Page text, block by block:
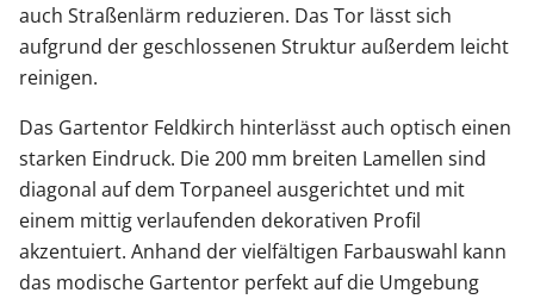
auch Straßenlärm reduzieren. Das Tor lässt sich
aufgrund der geschlossenen Struktur außerdem leicht
reinigen.
Das Gartentor Feldkirch hinterlässt auch optisch einen
starken Eindruck. Die 200 mm breiten Lamellen sind
diagonal auf dem Torpaneel ausgerichtet und mit
einem mittig verlaufenden dekorativen Profil
akzentuiert. Anhand der vielfältigen Farbauswahl kann
das modische Gartentor perfekt auf die Umgebung